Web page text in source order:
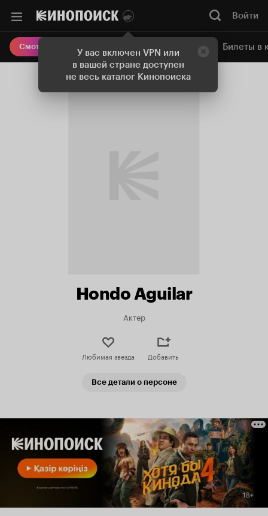
У вас включен VPN или
в вашей стране доступен
не весь каталог Кинопоиска
Войти
Смотреть кино Онлайн-кинотеатр Билеты в
Hondo Aguilar
Актер
Любимая звезда Добавить
Все детали о персоне